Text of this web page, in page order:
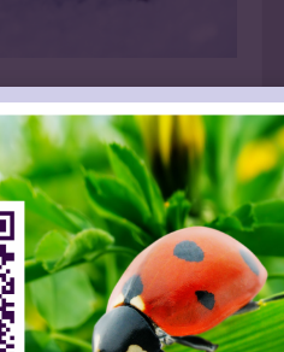
over
Uitgeschakeld
na een klacht van het
bar te zien die
het merk, Royal